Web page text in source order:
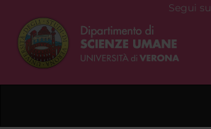
Segui su